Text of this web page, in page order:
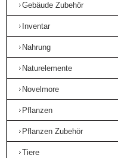
Gebäude Zubehör
Inventar
Nahrung
Naturelemente
Novelmore
Pflanzen
Pflanzen Zubehör
Tiere